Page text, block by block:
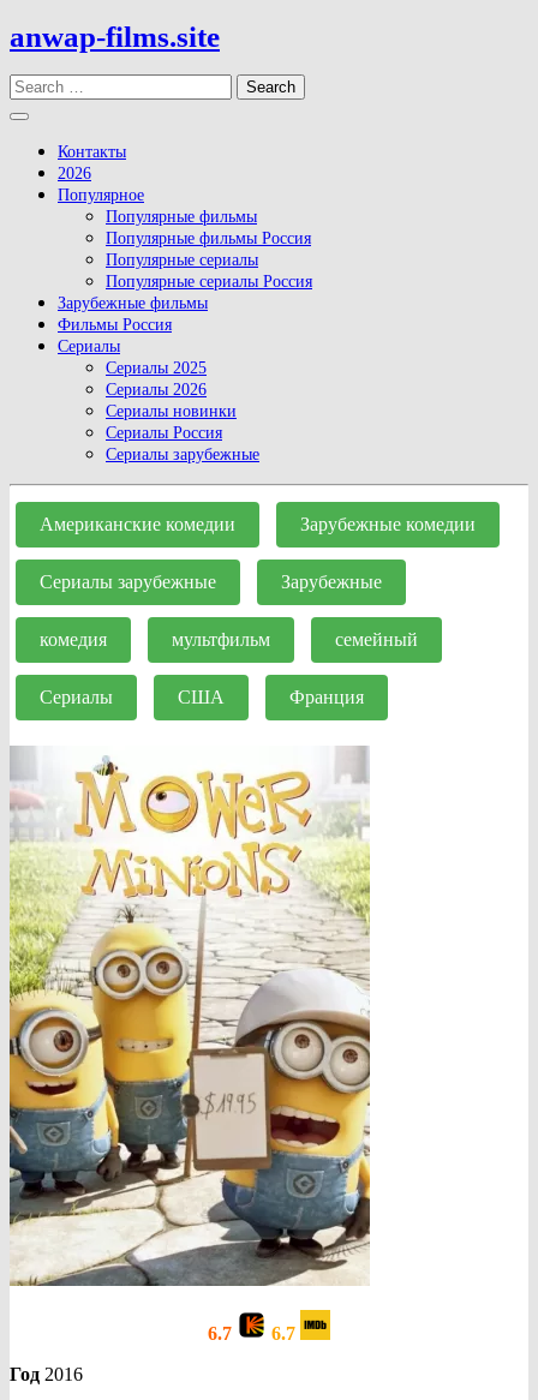
Skip
to
content
anwap-films.site
Search
Open
Button
Контакты
2026
Популярное
Популярные фильмы
Популярные фильмы Россия
Популярные сериалы
Популярные сериалы Россия
Зарубежные фильмы
Фильмы Россия
Сериалы
Сериалы 2025
Сериалы 2026
Сериалы новинки
Сериалы Россия
Сериалы зарубежные
Close
Button
Американские комедии Зарубежные комедии
Сериалы зарубежные Зарубежные
комедия мультфильм семейный
Сериалы США Франция
6.7
6.7
Год 2016